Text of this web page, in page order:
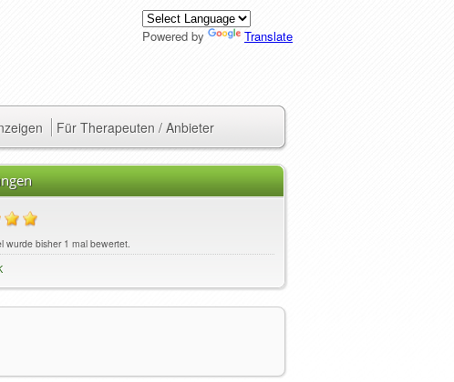
Powered by Translate
Für Therapeuten / Anbieter
wurde bisher 1 mal bewertet.